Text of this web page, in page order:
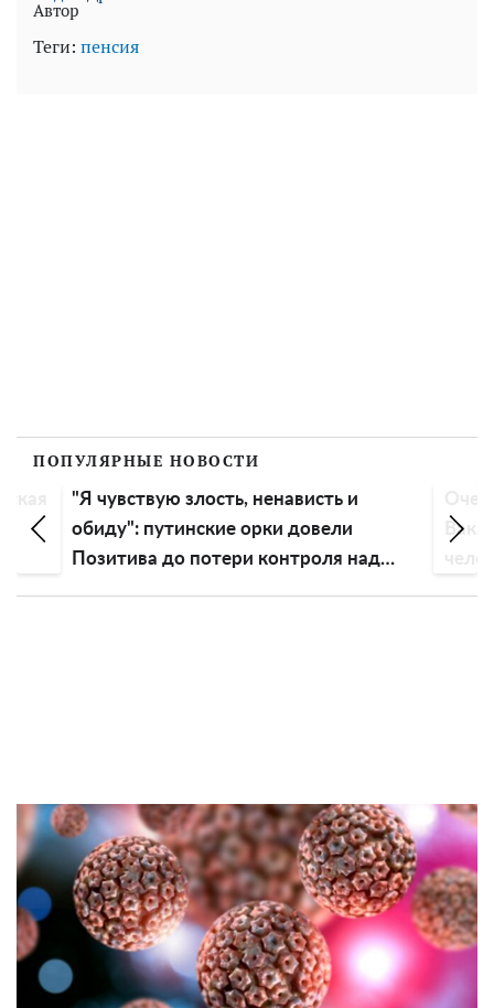
Автор
Теги: пенсия
ПОПУЛЯРНЫЕ НОВОСТИ
"Я чувствую злость, ненависть и
обиду": путинские орки довели
Позитива до потери контроля над